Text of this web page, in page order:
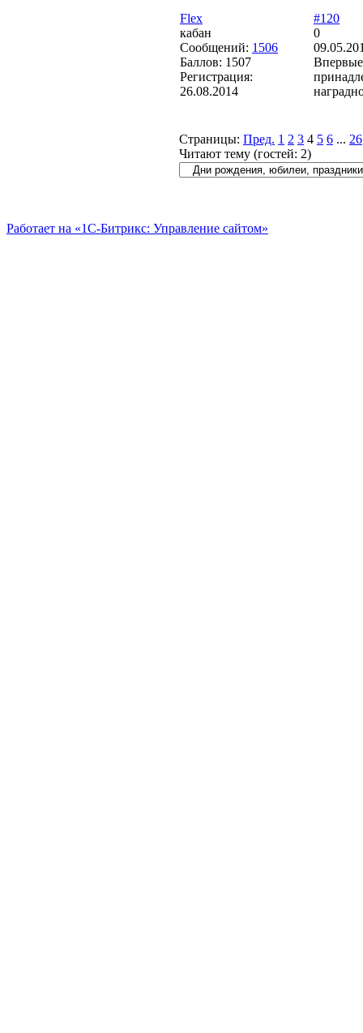
Flex
кабан
Сообщений: 1506
Баллов: 1507
Регистрация:
26.08.2014
#120
0
Впервые
Страницы: Пред. 1 2 3 4 5 6 ... 26
Читают тему (гостей: 2)
Работает на «1С-Битрикс: Управление сайтом»